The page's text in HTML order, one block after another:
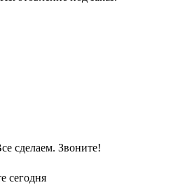
сделаем. Звоните!
сегодня